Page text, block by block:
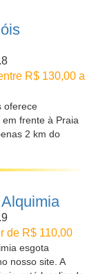
R$ 130,00 a
oferece
frente à Praia
2 km do
de R$ 110,00
esgota
nosso site. A